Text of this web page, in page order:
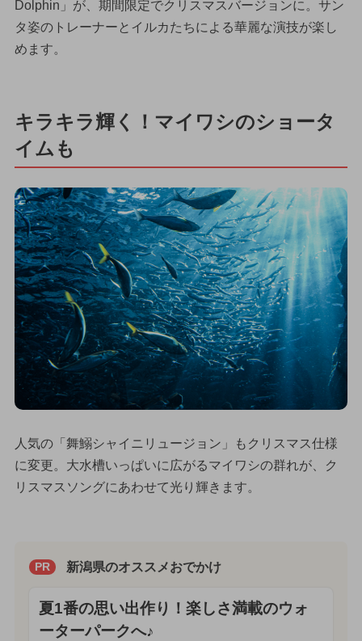
Dolphin」が、期間限定でクリスマスバージョンに。サン
タ姿のトレーナーとイルカたちによる華麗な演技が楽し
めます。
キラキラ輝く！マイワシのショータ
イムも
人気の「舞鰯シャイニリュージョン」もクリスマス仕様
に変更。大水槽いっぱいに広がるマイワシの群れが、ク
リスマスソングにあわせて光り輝きます。
PR 新潟県のオススメおでかけ
夏1番の思い出作り！楽しさ満載のウォ
ーターパークへ♪